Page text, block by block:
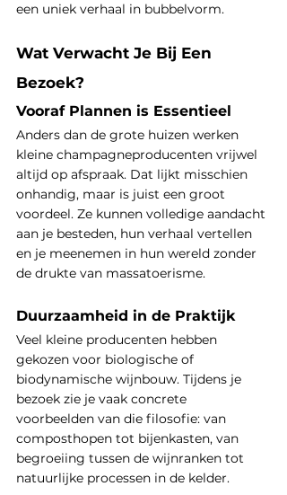
een uniek verhaal in bubbelvorm.
Wat Verwacht Je Bij Een
Bezoek?
Vooraf Plannen is Essentieel
Anders dan de grote huizen werken
kleine champagneproducenten vrijwel
altijd op afspraak. Dat lijkt misschien
onhandig, maar is juist een groot
voordeel. Ze kunnen volledige aandacht
aan je besteden, hun verhaal vertellen
en je meenemen in hun wereld zonder
de drukte van massatoerisme.
Duurzaamheid in de Praktijk
Veel kleine producenten hebben
gekozen voor biologische of
biodynamische wijnbouw. Tijdens je
bezoek zie je vaak concrete
voorbeelden van die filosofie: van
composthopen tot bijenkasten, van
begroeiing tussen de wijnranken tot
natuurlijke processen in de kelder.